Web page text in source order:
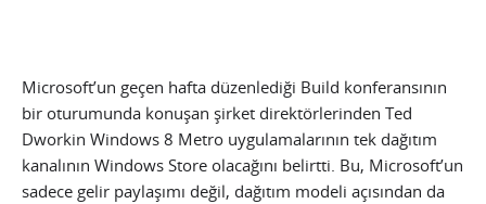
Microsoft’un geçen hafta düzenlediği Build konferansının
bir oturumunda konuşan şirket direktörlerinden Ted
Dworkin Windows 8 Metro uygulamalarının tek dağıtım
kanalının Windows Store olacağını belirtti. Bu, Microsoft’un
sadece gelir paylaşımı değil, dağıtım modeli açısından da